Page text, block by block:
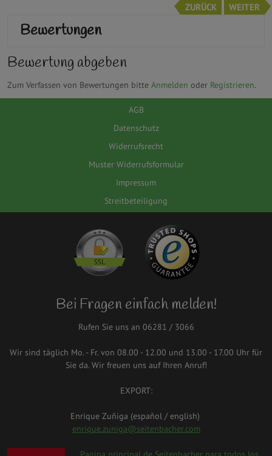
ZURÜCK WEITER
Bewertungen
Bewertung abgeben
Zum Verfassen von Bewertungen bitte Anmelden oder Registrieren.
AGB
Datenschutz
Widerrufsrecht
Muster Widerrufsformular
Impressum
Streitbeteiligung
Bei Fragen einfach melden!
Rufen Sie uns an 06281 / 3066
Wir sind täglich Mo. - Fr. von 08.00 - 12.00 und 13.00 - 17.00 Uhr für
Sie da. Wir freuen uns auf Ihren Anruf!
EXPORT:
Enrique Zuñiga (español / english)
enrique.zuniga@seitenbacher.com